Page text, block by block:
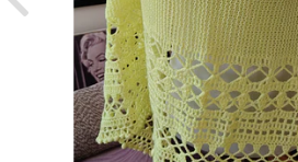
Previous